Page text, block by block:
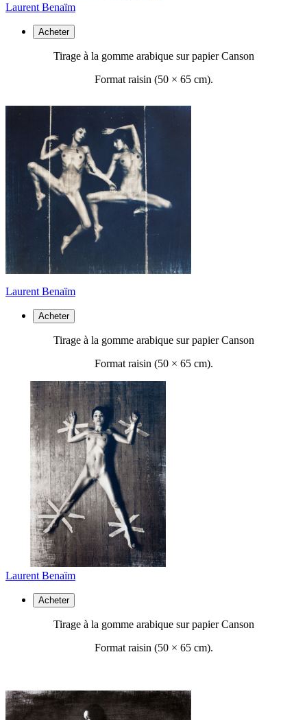
Laurent Benaïm
Acheter
Tirage à la gomme arabique sur papier Canson
Format raisin (50 × 65 cm).
Laurent Benaïm
Acheter
Tirage à la gomme arabique sur papier Canson
Format raisin (50 × 65 cm).
Laurent Benaïm
Acheter
Tirage à la gomme arabique sur papier Canson
Format raisin (50 × 65 cm).